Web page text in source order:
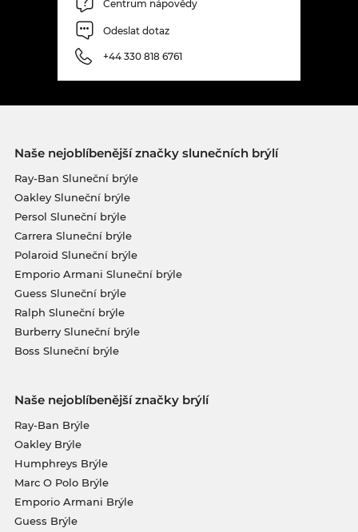
Centrum nápovědy
Odeslat dotaz
+44 330 818 6761
Naše nejoblíbenější značky slunečních brýlí
Ray-Ban Sluneční brýle
Oakley Sluneční brýle
Persol Sluneční brýle
Carrera Sluneční brýle
Polaroid Sluneční brýle
Emporio Armani Sluneční brýle
Guess Sluneční brýle
Ralph Sluneční brýle
Burberry Sluneční brýle
Boss Sluneční brýle
Naše nejoblíbenější značky brýlí
Ray-Ban Brýle
Oakley Brýle
Humphreys Brýle
Marc O Polo Brýle
Emporio Armani Brýle
Guess Brýle